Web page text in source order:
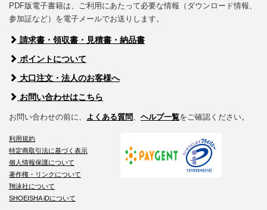
PDF版電子書籍は、ご利用にあたって必要な情報（ダウンロード情報、
参加証など）を電子メールでお送りします。
請求書・領収書・見積書・納品書
ポイントについて
大口注文・法人のお客様へ
お問い合わせはこちら
お問い合わせの前に、 よくある質問 ヘルプ一覧をご確認ください。
利用規約
特定商取引法に基づく表示
個人情報保護について
著作権・リンクについて
翔泳社について
SHOEISHA iDについて